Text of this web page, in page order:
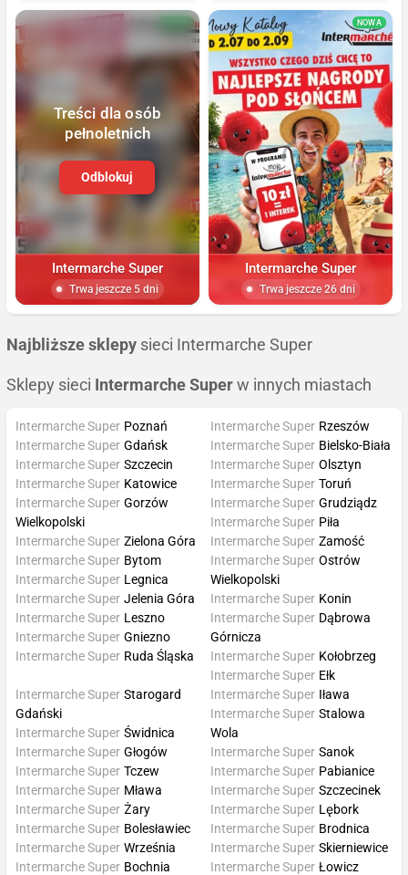
Treści dla osób
pełnoletnich
Odblokuj
Intermarche Super
Trwa jeszcze 5 dni
NOWA
Intermarche Super
Trwa jeszcze 26 dni
Najbliższe sklepy sieci Intermarche Super
Sklepy sieci Intermarche Super w innych miastach
Intermarche Super Poznań
Intermarche Super Gdańsk
Intermarche Super Szczecin
Intermarche Super Katowice
Intermarche Super Rzeszów
Intermarche Super Bielsko-Biała
Intermarche Super Olsztyn
Intermarche Super Toruń
Intermarche Super Gorzów
Wielkopolski
Intermarche Super Zielona Góra
Intermarche Super Bytom
Intermarche Super Legnica
Intermarche Super Grudziądz
Intermarche Super Piła
Intermarche Super Zamość
Intermarche Super Ostrów
Wielkopolski
Intermarche Super Jelenia Góra
Intermarche Super Leszno
Intermarche Super Gniezno
Intermarche Super Ruda Śląska
Intermarche Super Konin
Intermarche Super Dąbrowa
Górnicza
Intermarche Super Kołobrzeg
Intermarche Super Ełk
Intermarche Super Starogard
Gdański
Intermarche Super Świdnica
Intermarche Super Głogów
Intermarche Super Tczew
Intermarche Super Iława
Intermarche Super Stalowa
Wola
Intermarche Super Sanok
Intermarche Super Pabianice
Intermarche Super Mława
Intermarche Super Żary
Intermarche Super Bolesławiec
Intermarche Super Września
Intermarche Super Szczecinek
Intermarche Super Lębork
Intermarche Super Brodnica
Intermarche Super Skierniewice
Intermarche Super Bochnia
Intermarche Super Łowicz